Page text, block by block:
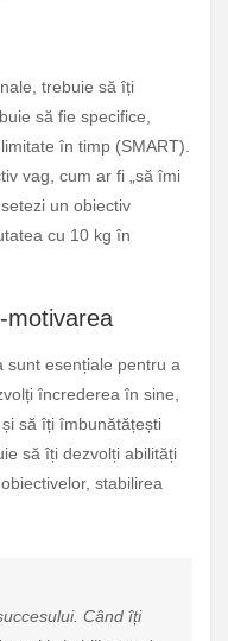
trebuie să îți
să fie specifice,
în timp (SMART).
vag, cum ar fi „să îmi
un obiectiv
cu 10 kg în
motivarea
sunt esențiale pentru a
încrederea în sine,
să îți îmbunătățești
să îți dezvolți abilități
stabilirea
Când îți